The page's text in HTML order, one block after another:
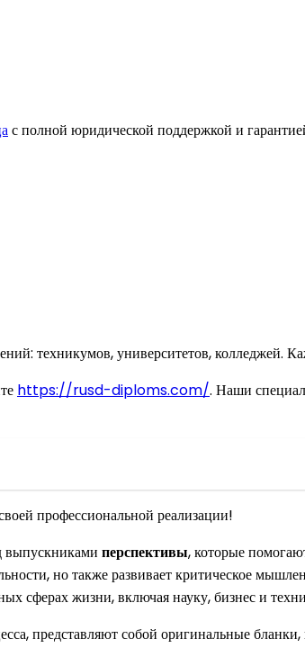
с полной юридической поддержкой и
техникумов, университетов, колледжей.
https://rusd-diploms.com/. Наши
профессиональной реализации!
выпускниками перспективы, которые
но также развивает критическое
сферах жизни, включая науку, бизнес и
представляют собой оригинальные